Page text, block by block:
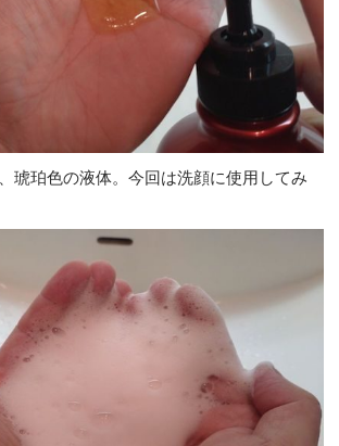
琥珀色の液体。今回は洗顔に使用してみ